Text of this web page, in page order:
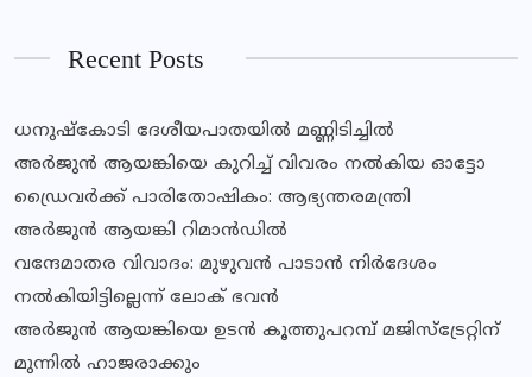
Recent Posts
ധനുഷ്കോടി ദേശീയപാതയിൽ മണ്ണിടിച്ചിൽ
അർജുൻ ആയങ്കിയെ കുറിച്ച് വിവരം നൽകിയ ഓട്ടോ
ഡ്രൈവർക്ക് പാരിതോഷികം: ആഭ്യന്തരമന്ത്രി
അർജുൻ ആയങ്കി റിമാൻഡിൽ
വന്ദേമാതര വിവാദം: മുഴുവൻ പാടാൻ നിർദേശം
നൽകിയിട്ടില്ലെന്ന് ലോക് ഭവൻ
അർജുൻ ആയങ്കിയെ ഉടൻ കൂത്തുപറമ്പ് മജിസ്ട്രേറ്റിന്
മുന്നിൽ ഹാജരാക്കും